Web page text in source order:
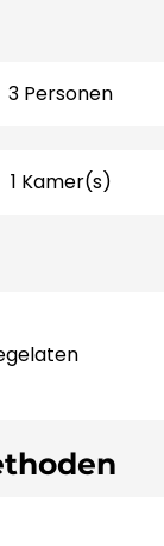
3 Personen
1 Kamer(s)